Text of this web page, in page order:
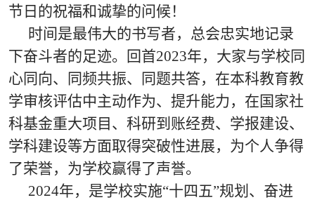
节日的祝福和诚挚的问候！
时间是最伟大的书写者，总会忠实地记录
下奋斗者的足迹。回首2023年，大家与学校同
心同向、同频共振、同题共答，在本科教育教
学审核评估中主动作为、提升能力，在国家社
科基金重大项目、科研到账经费、学报建设、
学科建设等方面取得突破性进展，为个人争得
了荣誉，为学校赢得了声誉。
2024年，是学校实施“十四五”规划、奋进